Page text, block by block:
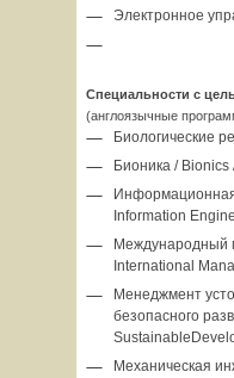
Электронное
Специальности с
(англоязычные
Биологические
Бионика /
Information
Международный
International
Менеджмент
безопасного
Механическая